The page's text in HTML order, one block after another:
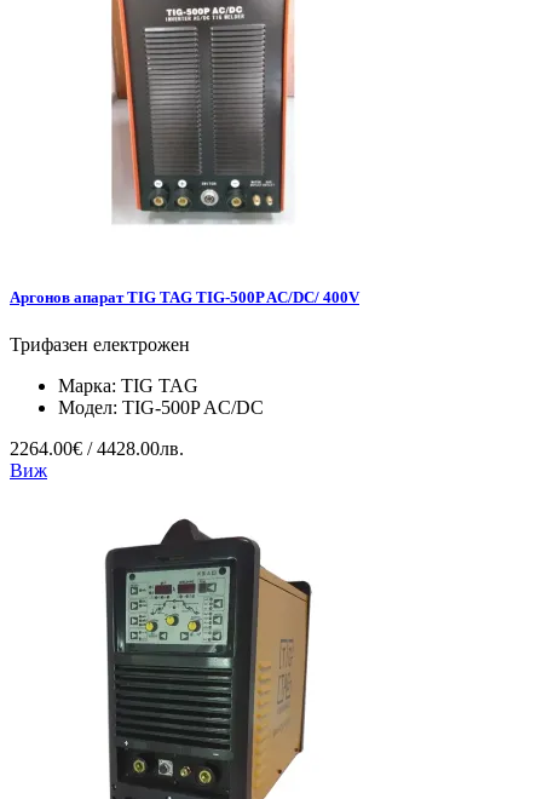
Аргонов апарат TIG TAG TIG-500P AC/DC/ 400V
Трифазен електрожен
Марка: TIG TAG
Модел: TIG-500P AC/DC
2264.00€ / 4428.00лв.
Виж